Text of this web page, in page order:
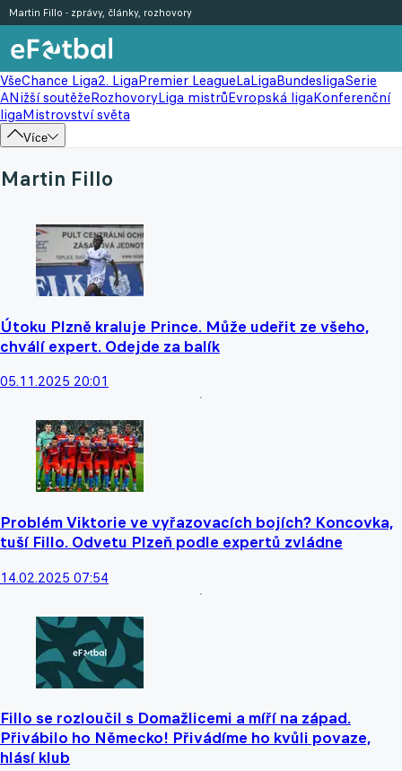
VšeChance Liga2. LigaPremier LeagueLaLigaBundesligaSerie
ANižší soutěžeRozhovoryLiga mistrůEvropská ligaKonferenční
ligaMistrovství světa
Více
Martin Fillo - zprávy, články, rozhovory
Martin Fillo
Útoku Plzně kraluje Prince. Může udeřit ze všeho,
chválí expert. Odejde za balík
05.11.2025 20:01
Problém Viktorie ve vyřazovacích bojích? Koncovka,
tuší Fillo. Odvetu Plzeň podle expertů zvládne
14.02.2025 07:54
Fillo se rozloučil s Domažlicemi a míří na západ.
Přivábilo ho Německo! Přivádíme ho kvůli povaze,
hlásí klub